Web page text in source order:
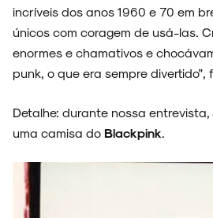
FAIXA A FAIXA
NOVIDADES
NOIZE RECORD CLUB
incríveis dos anos 1960 e 70 em
únicos com coragem de usá-las.
enormes e chamativos e
punk, o que era sempre divertido",
Detalhe: durante nossa
uma camisa do Blackpink.